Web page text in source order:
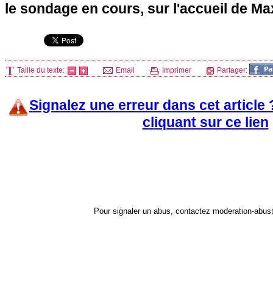
le sondage en cours, sur l'accueil de
Taille du texte: Email Imprimer Partager:
Signalez une erreur dans cet article
cliquant sur ce lien
Pour signaler un abus, contactez moderation-